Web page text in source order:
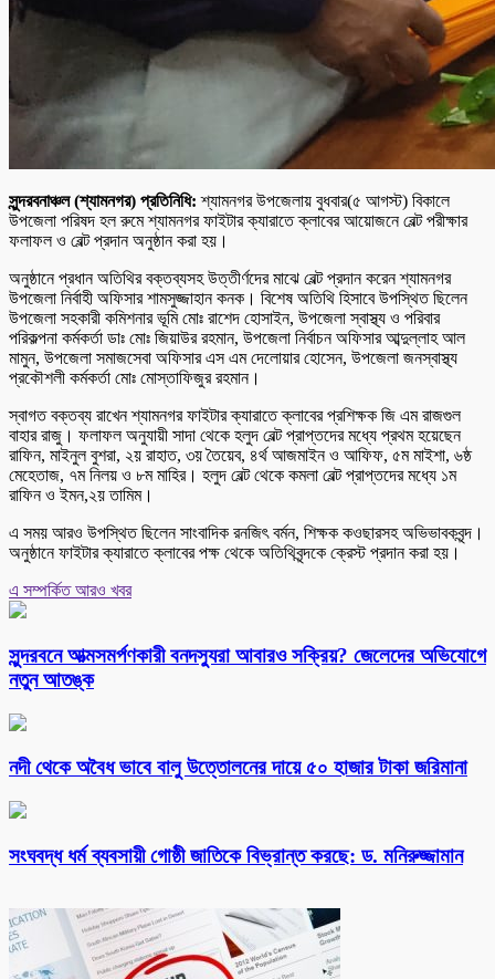
সুন্দরবনাঞ্চল (শ্যামনগর) প্রতিনিধি: শ্যামনগর উপজেলায় বুধবার(৫ আগস্ট) বিকালে
উপজেলা পরিষদ হল রুমে শ্যামনগর ফাইটার ক্যারাতে ক্লাবের আয়োজনে বেল্ট পরীক্ষার
ফলাফল ও বেল্ট প্রদান অনুষ্ঠান করা হয়।
অনুষ্ঠানে প্রধান অতিথির বক্তব্যসহ উত্তীর্ণদের মাঝে বেল্ট প্রদান করেন শ্যামনগর
উপজেলা নির্বাহী অফিসার শামসুজ্জাহান কনক। বিশেষ অতিথি হিসাবে উপস্থিত ছিলেন
উপজেলা সহকারী কমিশনার ভূমি মোঃ রাশেদ হোসাইন, উপজেলা স্বাস্থ্য ও পরিবার
পরিকল্পনা কর্মকর্তা ডাঃ মোঃ জিয়াউর রহমান, উপজেলা নির্বাচন অফিসার আব্দুল্লাহ আল
মামুন, উপজেলা সমাজসেবা অফিসার এস এম দেলোয়ার হোসেন, উপজেলা জনস্বাস্থ্য
প্রকৌশলী কর্মকর্তা মোঃ মোস্তাফিজুর রহমান।
স্বাগত বক্তব্য রাখেন শ্যামনগর ফাইটার ক্যারাতে ক্লাবের প্রশিক্ষক জি এম রাজগুল
বাহার রাজু। ফলাফল অনুযায়ী সাদা থেকে হলুদ বেল্ট প্রাপ্তদের মধ্যে প্রথম হয়েছেন
রাফিন, মাইনুল বুশরা, ২য় রাহাত, ৩য় তৈয়েব, ৪র্থ আজমাইন ও আফিফ, ৫ম মাইশা, ৬ষ্ঠ
মেহেতাজ, ৭ম নিলয় ও ৮ম মাহির। হলুদ বেল্ট থেকে কমলা বেল্ট প্রাপ্তদের মধ্যে ১ম
রাফিন ও ইমন,২য় তামিম।
এ সময় আরও উপস্থিত ছিলেন সাংবাদিক রনজিৎ বর্মন, শিক্ষক কওছারসহ অভিভাবকবৃন্দ।
অনুষ্ঠানে ফাইটার ক্যারাতে ক্লাবের পক্ষ থেকে অতিথিবৃন্দকে ক্রেস্ট প্রদান করা হয়।
এ সম্পর্কিত আরও খবর
সুন্দরবনে আত্মসমর্পণকারী বনদস্যুরা আবারও সক্রিয়? জেলেদের অভিযোগে
নতুন আতঙ্ক
নদী থেকে অবৈধ ভাবে বালু উত্তোলনের দায়ে ৫০ হাজার টাকা জরিমানা
সংঘবদ্ধ ধর্ম ব্যবসায়ী গোষ্ঠী জাতিকে বিভ্রান্ত করছে: ড. মনিরুজ্জামান